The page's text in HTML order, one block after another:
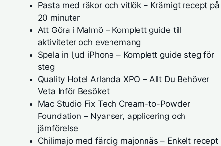
Pasta med räkor och vitlök – Krämigt recept på
20 minuter
Att Göra i Malmö – Komplett guide till
aktiviteter och evenemang
Spela in ljud iPhone – Komplett guide steg för
steg
Quality Hotel Arlanda XPO – Allt Du Behöver
Veta Inför Besöket
Mac Studio Fix Tech Cream-to-Powder
Foundation – Nyanser, applicering och
jämförelse
Chilimajo med färdig majonnäs – Enkelt recept